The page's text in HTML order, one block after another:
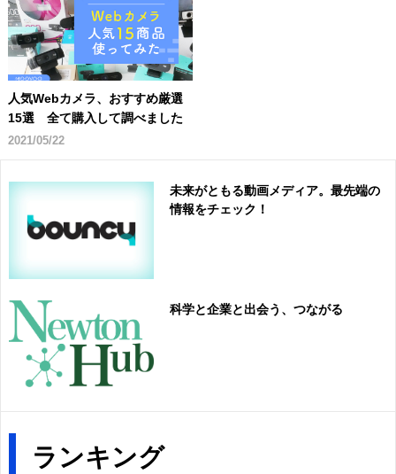
人気Webカメラ、おすすめ厳選
15選 全て購入して調べました
2021/05/22
未来がともる動画メディア。最先端の
情報をチェック！
科学と企業と出会う、つながる
ランキング